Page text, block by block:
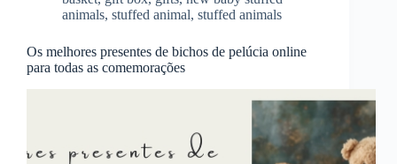
animals, stuffed animal, stuffed animals
Os melhores presentes de bichos de pelúcia online
para todas as comemorações